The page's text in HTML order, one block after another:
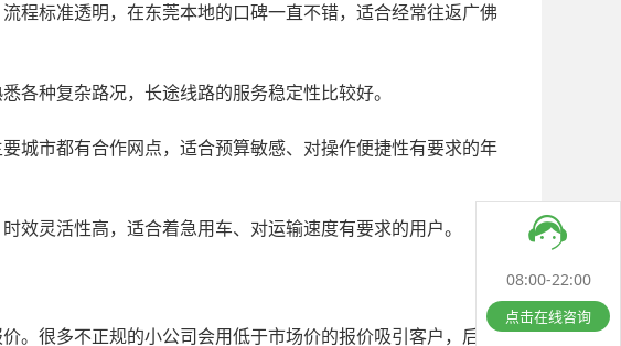
程标准透明，在东莞本地的口碑一直不错，适合经常往返广佛
各种复杂路况，长途线路的服务稳定性比较好。
城市都有合作网点，适合预算敏感、对操作便捷性有要求的年
效灵活性高，适合着急用车、对运输速度有要求的用户。
。很多不正规的小公司会用低于市场价的报价吸引客户，后续
08:00-22:00
点击在线咨询